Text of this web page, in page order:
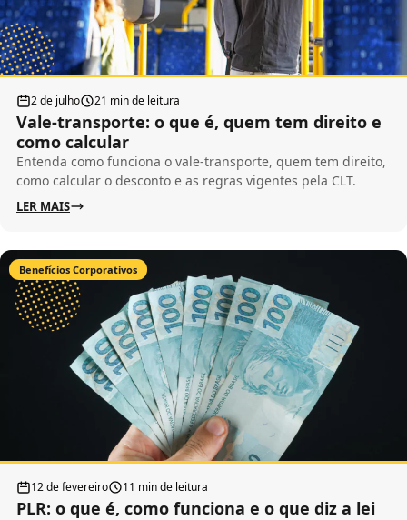
2 de julho 21 min de leitura
Vale-transporte: o que é, quem tem direito e
como calcular
Entenda como funciona o vale-transporte, quem tem direito,
como calcular o desconto e as regras vigentes pela CLT.
LER MAIS
Benefícios Corporativos
12 de fevereiro 11 min de leitura
PLR: o que é, como funciona e o que diz a lei